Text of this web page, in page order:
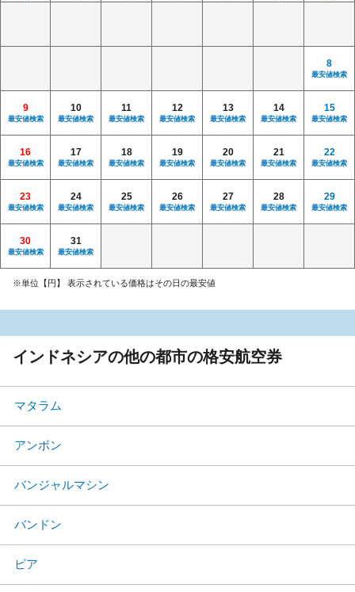
8
最安値検索
9
最安値検索
10
最安値検索
11
最安値検索
12
最安値検索
13
最安値検索
14
最安値検索
15
最安値検索
16
最安値検索
17
最安値検索
18
最安値検索
19
最安値検索
20
最安値検索
21
最安値検索
22
最安値検索
23
最安値検索
24
最安値検索
25
最安値検索
26
最安値検索
27
最安値検索
28
最安値検索
29
最安値検索
30
最安値検索
31
最安値検索
※単位【円】 表示されている価格はその日の最安値
インドネシアの他の都市の格安航空券
マタラム
アンボン
バンジャルマシン
バンドン
ビア